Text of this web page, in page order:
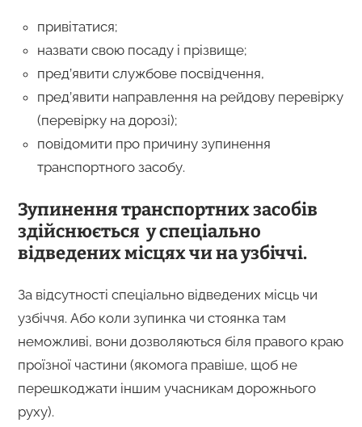
привітатися;
назвати свою посаду і прізвище;
пред’явити службове посвідчення,
пред’явити направлення на рейдову перевірку
(перевірку на дорозі);
повідомити про причину зупинення
транспортного засобу.
Зупинення транспортних засобів
здійснюється у спеціально
відведених місцях чи на узбіччі.
За відсутності спеціально відведених місць чи
узбіччя. Або коли зупинка чи стоянка там
неможливі, вони дозволяються біля правого краю
проїзної частини (якомога правіше, щоб не
перешкоджати іншим учасникам дорожнього
руху).